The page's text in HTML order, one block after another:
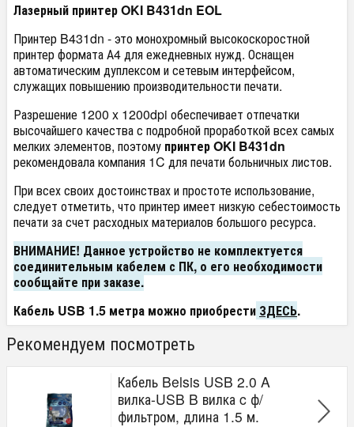
Лазерный принтер OKI B431dn EOL
Принтер B431dn - это монохромный высокоскоростной
принтер формата А4 для ежедневных нужд. Оснащен
автоматическим дуплексом и сетевым интерфейсом,
служащих повышению производительности печати.
Разрешение 1200 x 1200dpi обеспечивает отпечатки
высочайшего качества с подробной проработкой всех самых
мелких элементов, поэтому принтер OKI B431dn
рекомендовала компания 1C для печати больничных листов.
При всех своих достоинствах и простоте использование,
следует отметить, что принтер имеет низкую себестоимость
печати за счет расходных материалов большого ресурса.
ВНИМАНИЕ! Данное устройство не комплектуется
соединительным кабелем с ПК, о его необходимости
сообщайте при заказе.
Кабель USB 1.5 метра можно приобрести ЗДЕСЬ.
Рекомендуем посмотреть
Кабель Belsis USB 2.0 A
вилка-USB B вилка c ф/
фильтром, длина 1.5 м.